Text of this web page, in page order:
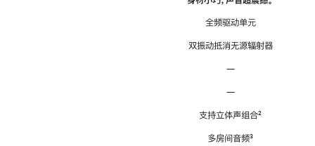
全频驱动单元
双振动抵消无源辐射器
—
—
支持立体声组合脚
²
多房间音频脚
³